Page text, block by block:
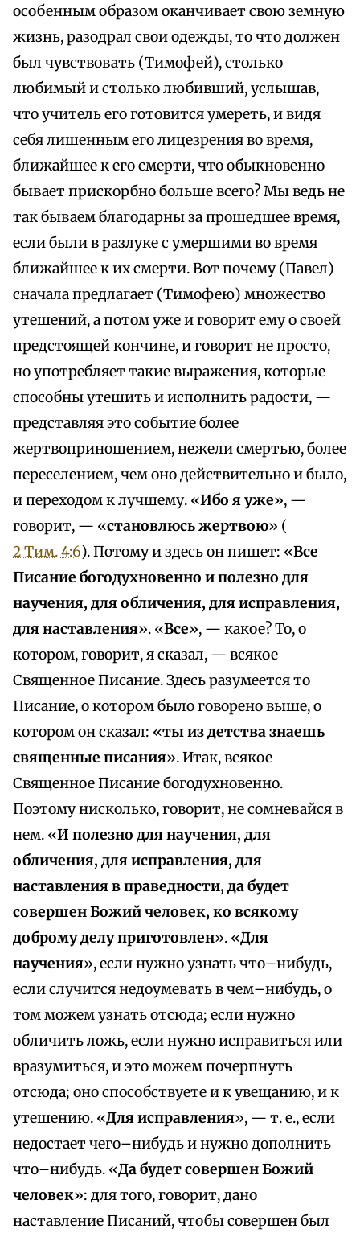
особенным образом оканчивает свою земную
жизнь, разодрал свои одежды, то что должен
был чувствовать (Тимофей), столько
любимый и столько любивший, услышав,
что учитель его готовится умереть, и видя
себя лишенным его лицезрения во время,
ближайшее к его смерти, что обыкновенно
бывает прискорбно больше всего? Мы ведь не
так бываем благодарны за прошедшее время,
если были в разлуке с умершими во время
ближайшее к их смерти. Вот почему (Павел)
сначала предлагает (Тимофею) множество
утешений, а потом уже и говорит ему о своей
предстоящей кончине, и говорит не просто,
но употребляет такие выражения, которые
способны утешить и исполнить радости, —
представляя это событие более
жертвоприношением, нежели смертью, более
переселением, чем оно действительно и было,
и переходом к лучшему. «Ибо я уже», —
говорит, — «становлюсь жертвою» (
2 Тим. 4:6). Потому и здесь он пишет: «Все
Писание богодухновенно и полезно для
научения, для обличения, для исправления,
для наставления». «Все», — какое? То, о
котором, говорит, я сказал, — всякое
Священное Писание. Здесь разумеется то
Писание, о котором было говорено выше, о
котором он сказал: «ты из детства знаешь
священные писания». Итак, всякое
Священное Писание богодухновенно.
Поэтому нисколько, говорит, не сомневайся в
нем. «И полезно для научения, для
обличения, для исправления, для
наставления в праведности, да будет
совершен Божий человек, ко всякому
доброму делу приготовлен». «Для
научения», если нужно узнать что–нибудь,
если случится недоумевать в чем–нибудь, о
том можем узнать отсюда; если нужно
обличить ложь, если нужно исправиться или
вразумиться, и это можем почерпнуть
отсюда; оно способствуете и к увещанию, и к
утешению. «Для исправления», — т. е., если
недостает чего–нибудь и нужно дополнить
что–нибудь. «Да будет совершен Божий
человек»: для того, говорит, дано
наставление Писаний, чтобы совершен был